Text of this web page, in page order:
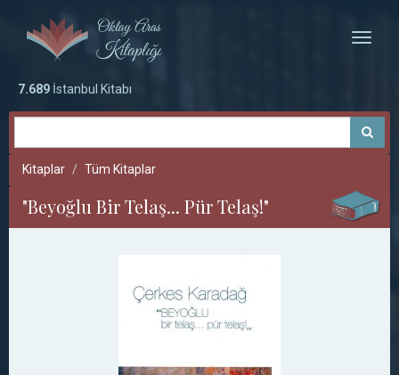
Toggle
7.689 İstanbul Kitabı
Kitaplar Tüm Kitaplar
"Beyoğlu Bir Telaş... Pür Telaş!"